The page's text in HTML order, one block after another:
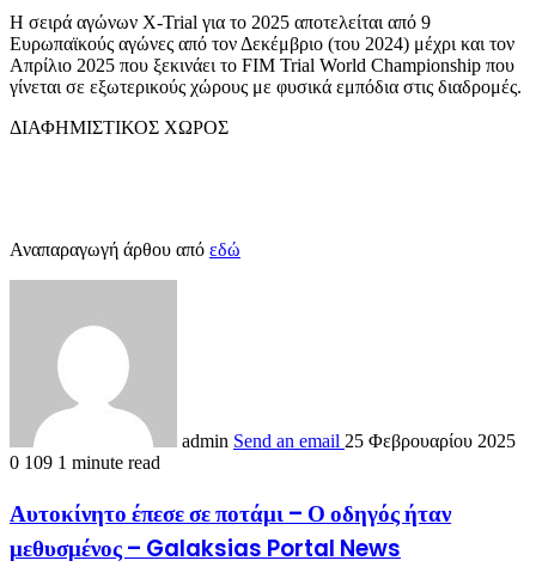
Η σειρά αγώνων X-Trial για το 2025 αποτελείται από 9
Ευρωπαϊκούς αγώνες από τον Δεκέμβριο (του 2024) μέχρι και τον
Απρίλιο 2025 που ξεκινάει το FIM Trial World Championship που
γίνεται σε εξωτερικούς χώρους με φυσικά εμπόδια στις διαδρομές.
ΔΙΑΦΗΜΙΣΤΙΚΟΣ ΧΩΡΟΣ
Αναπαραγωγή άρθου από εδώ
admin Send an email 25 Φεβρουαρίου 2025
0 109 1 minute read
Αυτοκίνητο έπεσε σε ποτάμι – Ο οδηγός ήταν
μεθυσμένος – Galaksias Portal News